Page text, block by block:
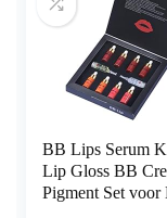
BB Lips Serum
Lip Gloss BB
Pigment Set voor